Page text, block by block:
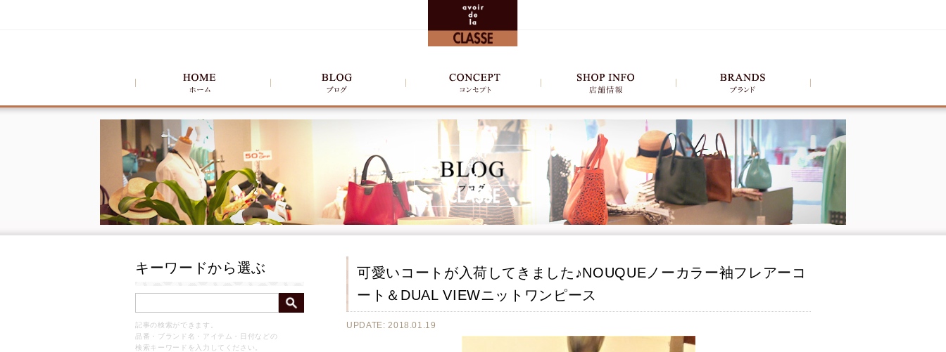
キーワードから選ぶ
記事の検索ができます。
品番・ブランド名・アイテム・日付などの
検索キーワードを入力してください。
可愛いコートが入荷してきました♪NOUQUEノーカラー袖フレアーコ
ート＆DUAL VIEWニットワンピース
UPDATE: 2018.01.19